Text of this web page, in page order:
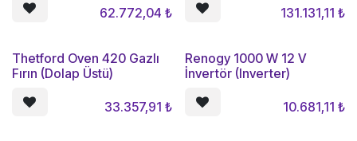
62.772,04 ₺ 131.131,11 ₺
Thetford Oven 420 Gazlı
Fırın (Dolap Üstü)
33.357,91 ₺
Renogy 1000 W 12 V
İnvertör (Inverter)
10.681,11 ₺